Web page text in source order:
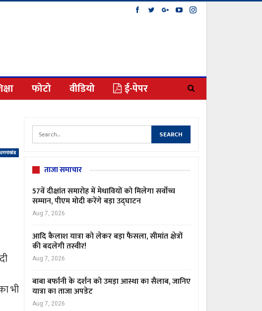
फोटो वीडियो ई-पेपर
उत्तराखंड
भी
ताजा समाचार
57वें दीक्षांत समारोह में मेधावियों को मिलेगा सर्वोच्च
सम्मान, पीएम मोदी करेंगे बड़ा उद्घाटन
Aug 7, 2026
आदि कैलाश यात्रा को लेकर बड़ा फैसला, सीमांत क्षेत्रों
की बदलेगी तस्वीर!
Aug 7, 2026
बाबा बर्फानी के दर्शन को उमड़ा आस्था का सैलाब, जानिए
यात्रा का ताजा अपडेट
Aug 7, 2026